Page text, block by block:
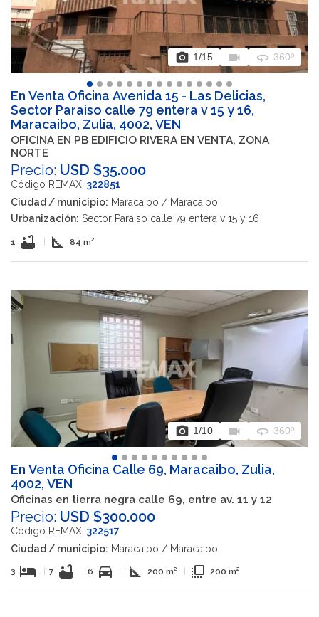
photo_camera 1/15 videocam 360 360º
En Venta Oficina Avenida 15 - Las Delicias,
Sector Paraiso calle 79 entera v 15 y 16,
Maracaibo, Zulia, 4002, VEN
OFICINA EN PB EDIFICIO RIVERA EN VENTA, ZONA
NORTE
Precio: USD $35.000
Código REMAX: 322851
Ciudad / municipio: Maracaibo / Maracaibo
Urbanización: Sector Paraiso calle 79 entera v 15 y 16
1 bathtub square_foot 84 m²
photo_camera 1/10 videocam 360 360º
En Venta Oficina Calle 69, Maracaibo, Zulia,
4002, VEN
Oficinas en tierra negra calle 69, entre av. 11 y 12
Precio: USD $300.000
Código REMAX: 322517
Ciudad / municipio: Maracaibo / Maracaibo
3 hotel 7 bathtub 6 directions_car square_foot 200 m² flip_to_front 200 m²